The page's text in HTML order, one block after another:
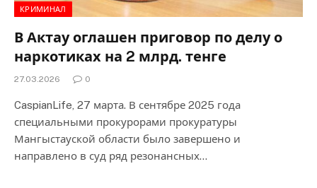
КРИМИНАЛ
В Актау оглашен приговор по делу о
наркотиках на 2 млрд. тенге
27.03.2026 0
CaspianLife, 27 марта. В сентябре 2025 года
специальными прокурорами прокуратуры
Мангыстауской области было завершено и
направлено в суд ряд резонансных…